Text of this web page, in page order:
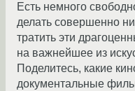
Есть немного
делать совершенно
тратить эти
на важнейшее из
Поделитесь, какие
документальные